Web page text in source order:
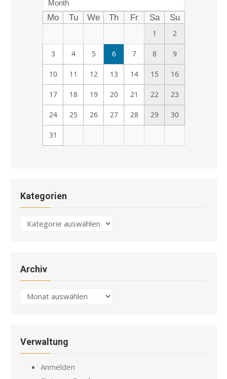
Month
Mo Tu We Th Fr Sa
Su
1
2
3 4 5 6 7 8 9
10 11 12 13 14 15 16
17 18 19 20 21 22 23
24 25 26 27 28 29 30
31
Kategorien
Kategorien
Archiv
Archiv
Verwaltung
Anmelden